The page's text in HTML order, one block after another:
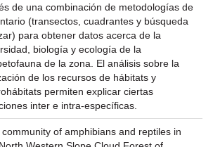
de una combinación de metodologías de
(transectos, cuadrantes y búsqueda
para obtener datos acerca de la
biología y ecología de la
de la zona. El análisis sobre la
de los recursos de hábitats y
permiten explicar ciertas
inter e intra-específicas.
of amphibians and reptiles in